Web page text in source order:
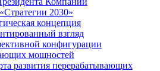
2030»
концепция
взгляд
конфигурации
мощностей
развития перерабатывающих